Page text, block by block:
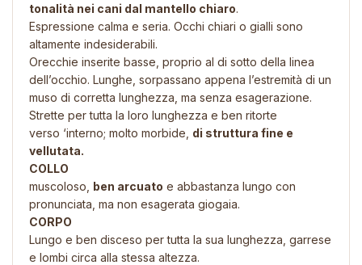
tonalità nei cani dal mantello chiaro.
Espressione calma e seria. Occhi chiari o gialli sono
altamente indesiderabili.
Orecchie inserite basse, proprio al di sotto della linea
dell’occhio. Lunghe, sorpassano appena l’estremità di un
muso di corretta lunghezza, ma senza esagerazione.
Strette per tutta la loro lunghezza e ben ritorte
verso ‘interno; molto morbide, di struttura fine e
vellutata.
COLLO
muscoloso, ben arcuato e abbastanza lungo con
pronunciata, ma non esagerata giogaia.
CORPO
Lungo e ben disceso per tutta la sua lunghezza, garrese
e lombi circa alla stessa altezza.